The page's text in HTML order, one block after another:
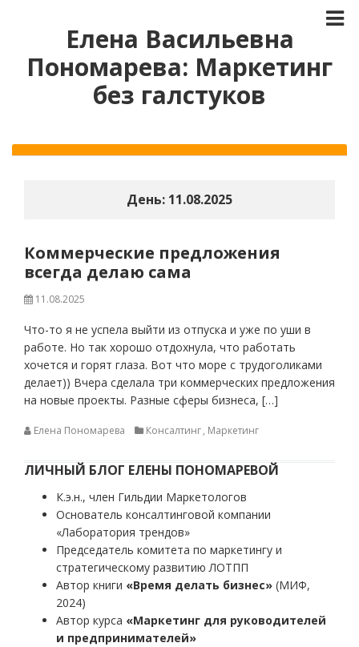
Елена Васильевна
Пономарева: Маркетинг
без галстуков
День: 11.08.2025
Коммерческие предложения
всегда делаю сама
11.08.2025
Что-то я не успела выйти из отпуска и уже по уши в
работе. Но так хорошо отдохнула, что работать
хочется и горят глаза. Вот что море с трудоголиками
делает)) Вчера сделала три коммерческих предложения
на новые проекты. Разные сферы бизнеса, […]
Елена Пономарева Консалтинг, Маркетинг
ЛИЧНЫЙ БЛОГ ЕЛЕНЫ ПОНОМАРЕВОЙ
К.э.н., член Гильдии Маркетологов
Основатель консалтинговой компании
«Лаборатория трендов»
Председатель комитета по маркетингу и
стратегическому развитию ЛОТПП
Автор книги «Время делать бизнес» (МИФ,
2024)
Автор курса «Маркетинг для руководителей
и предпринимателей»